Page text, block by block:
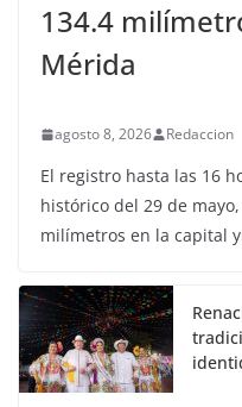
134.4
Mérida
agosto 8, 2026 Redaccion
El registro hasta las 16
histórico del 29 de
milímetros en la capital